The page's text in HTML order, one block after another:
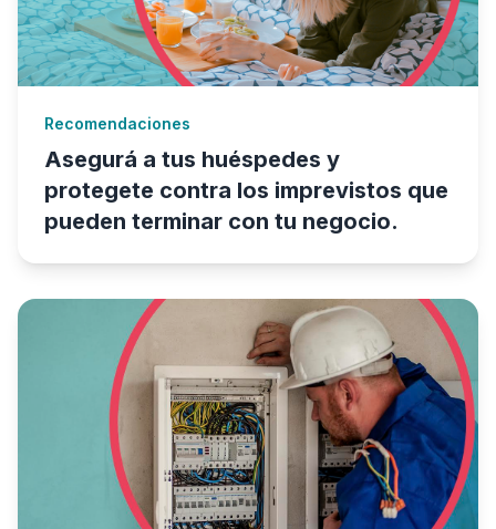
Recomendaciones
Asegurá a tus huéspedes y
protegete contra los imprevistos que
pueden terminar con tu negocio.